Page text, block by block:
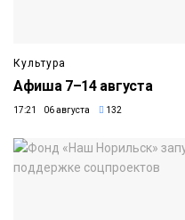
Культура
Афиша 7–14 августа
17:21 06 августа 132